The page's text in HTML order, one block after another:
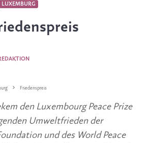
LUXEMBURG
Friedenspreis
den Luxembourg Peace Prize
Umweltfrieden der
und des World Peace